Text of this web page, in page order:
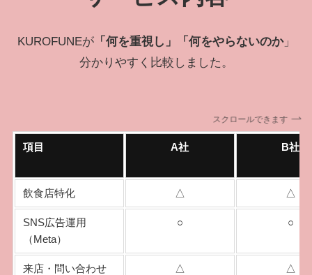
KUROFUNEが「何を重視し」「何をやらないのか」
分かりやすく比較しました。
スクロールできます
項目 A社 B社
飲食店特化 △ △
SNS広告運用
（Meta）
○ ○
来店・問い合わせ
△ △